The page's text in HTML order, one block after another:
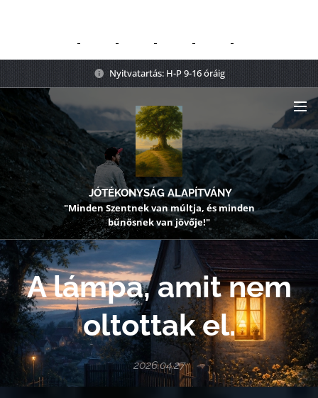
Nyitvatartás: H-P 9-16 óráig
JÓTÉKONYSÁG ALAPÍTVÁNY
"Minden Szentnek van múltja, és minden
bűnösnek van jövője!"
A lámpa, amit nem
oltottak el.
2026.04.27